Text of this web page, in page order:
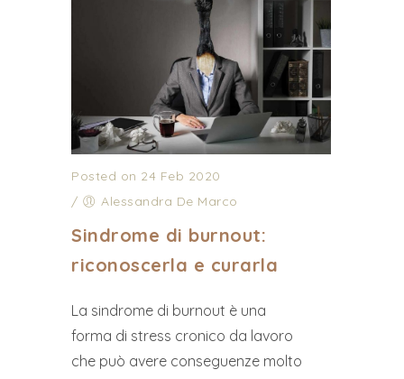
Posted on 24 Feb 2020
/
Alessandra De Marco
Sindrome di burnout:
riconoscerla e curarla
La sindrome di burnout è una
forma di stress cronico da lavoro
che può avere conseguenze molto